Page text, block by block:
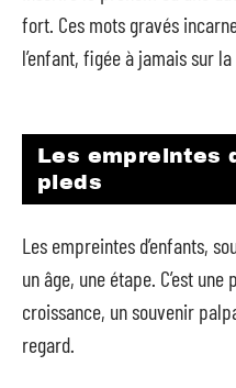
fort. Ces mots gravés
l’enfant, figée à jamais sur
Les empreintes
pieds
Les empreintes d’enfants,
un âge, une étape. C’est
croissance, un souvenir
regard.